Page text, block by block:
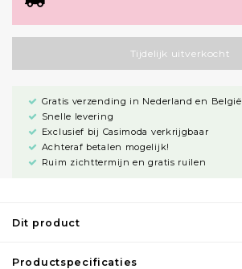
Tijdelijk uitverkocht
Gratis verzending in Nederland en België
Snelle levering
Exclusief bij Casimoda verkrijgbaar
Achteraf betalen mogelijk!
Ruim zichttermijn en gratis ruilen
Dit product
Productspecificaties